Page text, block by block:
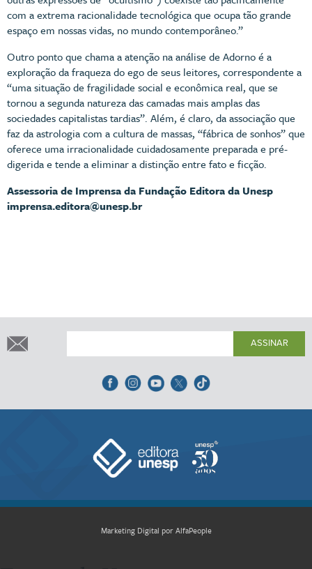
com a extrema racionalidade tecnológica que ocupa tão grande
espaço em nossas vidas, no mundo contemporâneo.”
Outro ponto que chama a atenção na análise de Adorno é a
exploração da fraqueza do ego de seus leitores, correspondente a
“uma situação de fragilidade social e econômica real, que se
tornou a segunda natureza das camadas mais amplas das
sociedades capitalistas tardias”. Além, é claro, da associação que
faz da astrologia com a cultura de massas, “fábrica de sonhos” que
oferece uma irracionalidade cuidadosamente preparada e pré-
digerida e tende a eliminar a distinção entre fato e ficção.
Assessoria de Imprensa da Fundação Editora da Unesp
imprensa.editora@unesp.br
ASSINAR
Marketing Digital por AlfaPeople